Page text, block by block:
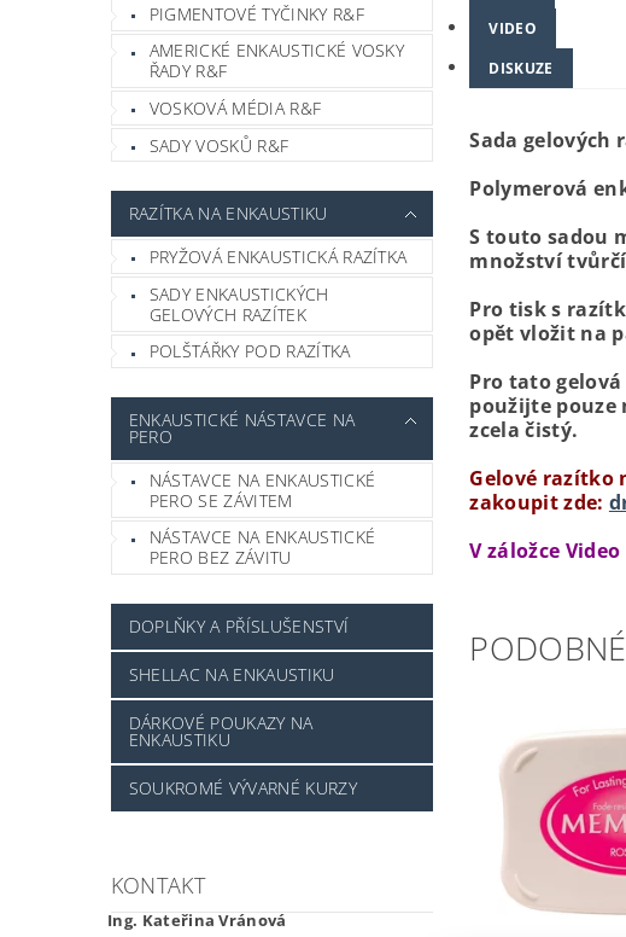
PIGMENTOVÉ TYČINKY R&F
AMERICKÉ ENKAUSTICKÉ VOSKY
ŘADY R&F
VOSKOVÁ MÉDIA R&F
SADY VOSKŮ R&F
RAZÍTKA NA ENKAUSTIKU
PRYŽOVÁ ENKAUSTICKÁ RAZÍTKA
SADY ENKAUSTICKÝCH
GELOVÝCH RAZÍTEK
POLŠTÁŘKY POD RAZÍTKA
ENKAUSTICKÉ NÁSTAVCE NA
PERO
NÁSTAVCE NA ENKAUSTICKÉ
PERO SE ZÁVITEM
NÁSTAVCE NA ENKAUSTICKÉ
PERO BEZ ZÁVITU
DOPLŇKY A PŘÍSLUŠENSTVÍ
SHELLAC NA ENKAUSTIKU
DÁRKOVÉ POUKAZY NA
ENKAUSTIKU
SOUKROMÉ VÝVARNÉ KURZY
KONTAKT
Ing. Kateřina Vránová
VIDEO
DISKUZE
Sada gelových
Polymerová
S touto sadou
množství
Pro tisk s
opět vložit na
Pro tato
použijte pouze
zcela čistý.
Gelové razítko
zakoupit zde:
V záložce